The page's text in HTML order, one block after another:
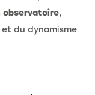
observatoire,
du dynamisme